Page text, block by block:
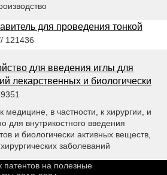
для проведения тонкой
121436
для введения иглы для
лекарственных и биологически
медицине, в частности, к хирургии, и
для внутрикостного введения
и биологически активных веществ,
заболеваний
патентов на полезные